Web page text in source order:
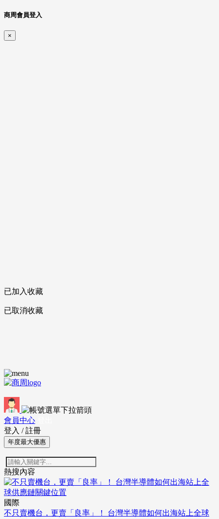
商周會員登入
×
已加入收藏
已取消收藏
會員中心
登入 / 註冊
年度最大優惠
熱搜內容
國際
不只賣機台，更賣「良率」！ 台灣半導體如何出海站上全球